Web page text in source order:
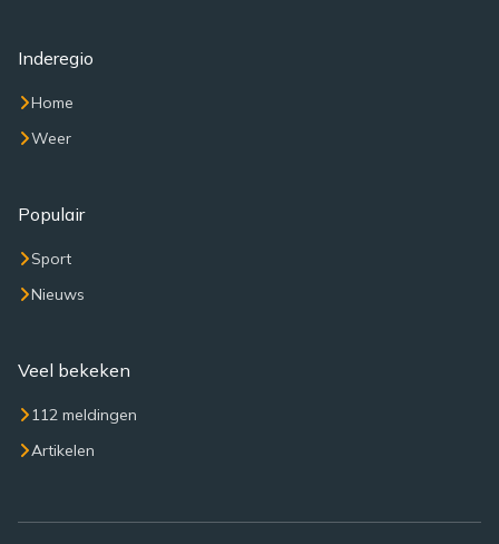
Inderegio
Home
Weer
Populair
Sport
Nieuws
Veel bekeken
112 meldingen
Artikelen